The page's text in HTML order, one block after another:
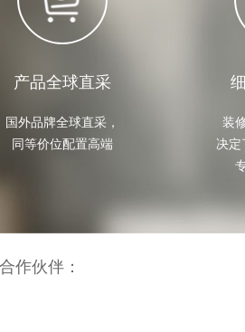
产品全球直采
国外品牌全球直采，
同等价位配置高端
装
决定
合作伙伴：